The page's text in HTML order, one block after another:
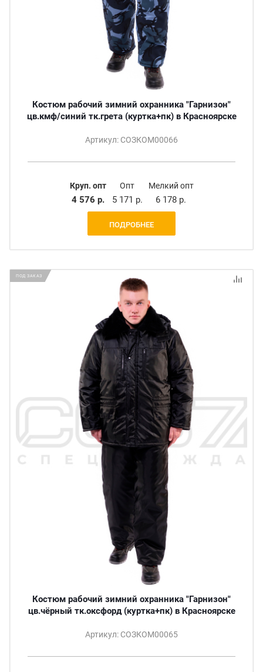
Костюм рабочий зимний охранника "Гарнизон"
цв.кмф/синий тк.грета (куртка+пк) в Красноярске
Артикул: СОЗКОМ00066
Круп. опт
4 576 р.
Опт
5 171 р.
Мелкий опт
6 178 р.
ПОДРОБНЕЕ
ПОД ЗАКАЗ
Костюм рабочий зимний охранника "Гарнизон"
цв.чёрный тк.оксфорд (куртка+пк) в Красноярске
Артикул: СОЗКОМ00065